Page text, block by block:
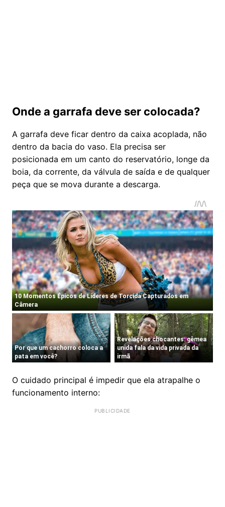
Onde a garrafa deve ser colocada?
A garrafa deve ficar dentro da caixa acoplada, não
dentro da bacia do vaso. Ela precisa ser
posicionada em um canto do reservatório, longe da
boia, da corrente, da válvula de saída e de qualquer
peça que se mova durante a descarga.
O cuidado principal é impedir que ela atrapalhe o
funcionamento interno: